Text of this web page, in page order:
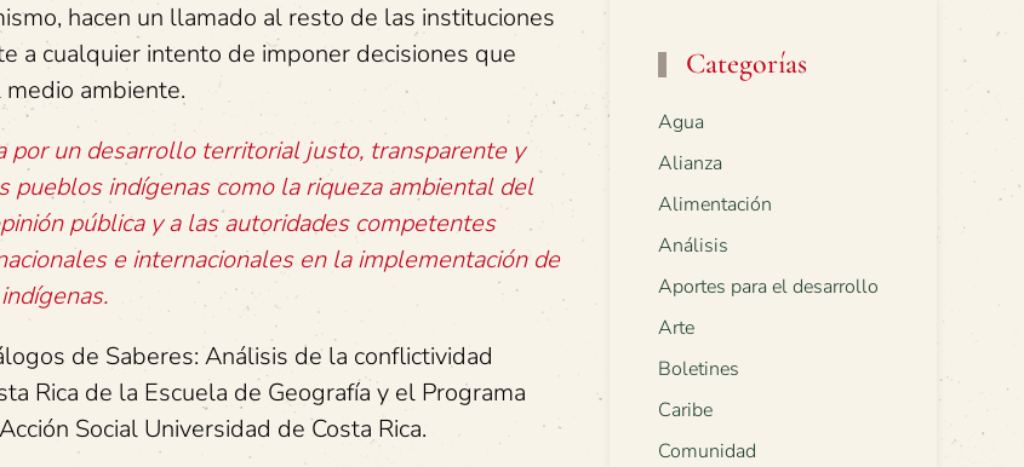
hacen un llamado al resto de las instituciones
a cualquier intento de imponer decisiones que
ambiente.
por un desarrollo territorial justo, transparente y
indígenas como la riqueza ambiental del
pública y a las autoridades competentes
e internacionales en la implementación de
de Saberes: Análisis de la conflictividad
Rica de la Escuela de Geografía y el Programa
Social Universidad de Costa Rica.
Categorías
Agua
Alianza
Alimentación
Análisis
Aportes para el desarrollo
Arte
Boletines
Caribe
Comunidad